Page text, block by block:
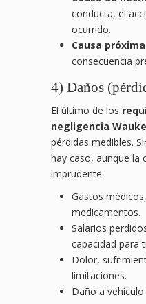
conducta, el
ocurrido.
Causa
consecuencia
4) Daños
El último de los
negligencia
pérdidas medibles.
hay caso, aunque la
imprudente.
Gastos
medicamentos.
Salarios
capacidad para
Dolor,
limitaciones.
Daño a